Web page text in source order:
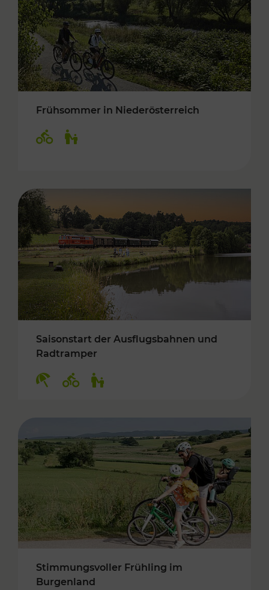
Frühsommer in Niederösterreich
Saisonstart der Ausflugsbahnen und
Radtramper
Stimmungsvoller Frühling im
Burgenland